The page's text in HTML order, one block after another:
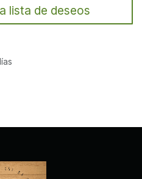
lista de deseos